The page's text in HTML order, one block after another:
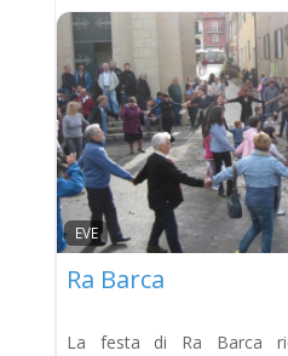
EVE
Ra Barca
La festa di Ra Barca